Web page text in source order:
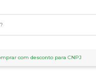
com desconto para CNPJ